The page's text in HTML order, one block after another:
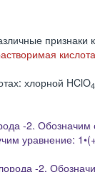
признаки
хлорной HClO4
-2. Обозначим
уравнение:
-2.